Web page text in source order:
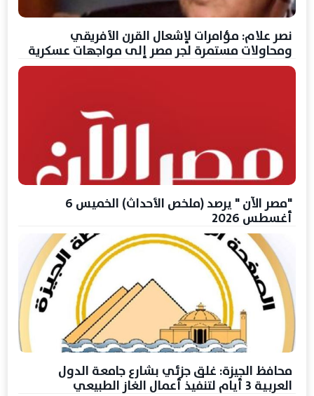
نصر علام: مؤامرات لإشعال القرن الأفريقي
ومحاولات مستمرة لجر مصر إلى مواجهات عسكرية
"مصر الآن " يرصد (ملخص الأحداث) الخميس 6
أغسطس 2026
محافظ الجيزة: غلق جزئي بشارع جامعة الدول
العربية 3 أيام لتنفيذ أعمال الغاز الطبيعي